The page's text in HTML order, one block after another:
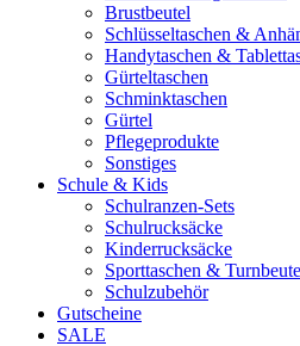
Brustbeutel
Schlüsseltaschen &
Handytaschen &
Gürteltaschen
Schminktaschen
Gürtel
Pflegeprodukte
Sonstiges
Schule & Kids
Schulranzen-Sets
Schulrucksäcke
Kinderrucksäcke
Sporttaschen &
Schulzubehör
Gutscheine
SALE